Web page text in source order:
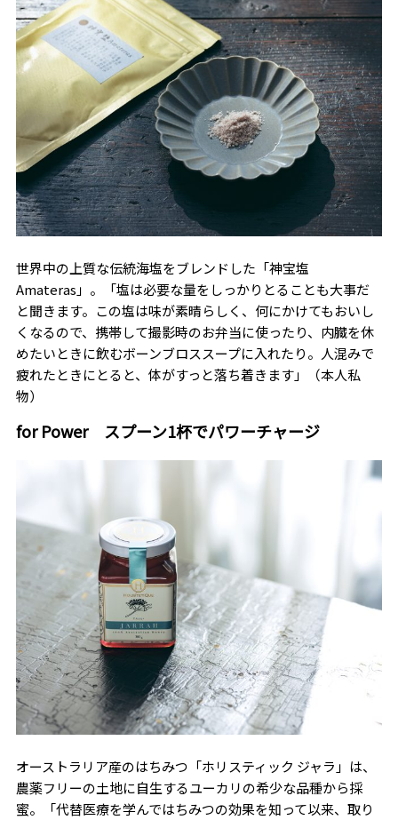
世界中の上質な伝統海塩をブレンドした「神宝塩
Amateras」。「塩は必要な量をしっかりとることも大事だ
と聞きます。この塩は味が素晴らしく、何にかけてもおいし
くなるので、携帯して撮影時のお弁当に使ったり、内臓を休
めたいときに飲むボーンブロススープに入れたり。人混みで
疲れたときにとると、体がすっと落ち着きます」（本人私
物）
for Power スプーン1杯でパワーチャージ
オーストラリア産のはちみつ「ホリスティック ジャラ」は、
農薬フリーの土地に自生するユーカリの希少な品種から採
蜜。「代替医療を学んではちみつの効果を知って以来、取り